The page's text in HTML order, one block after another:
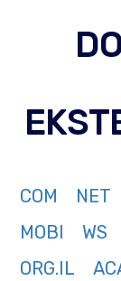
COM NET
MOBI
WS
ORG.IL